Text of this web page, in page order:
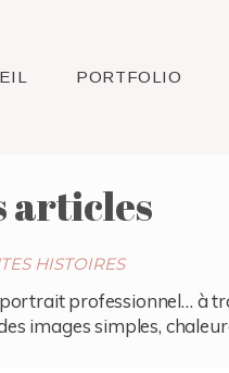
PORTFOLIO
articles
HISTOIRES
professionnel… à
images simples,